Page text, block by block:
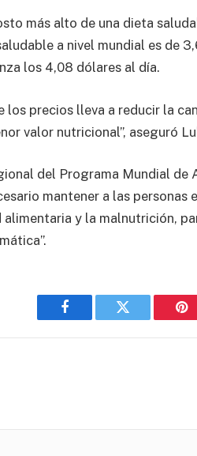
más alto de una dieta
a nivel mundial es de
los 4,08 dólares al día.
los precios lleva a reducir la
valor nutricional”, aseguró
del Programa Mundial de
mantener a las
y la malnutrición,
Facebook Twitter